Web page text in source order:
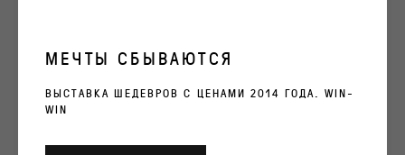
МЕЧТЫ СБЫВАЮТСЯ
ВЫСТАВКА ШЕДЕВРОВ С ЦЕНАМИ 2014 ГОДА. WIN-
WIN